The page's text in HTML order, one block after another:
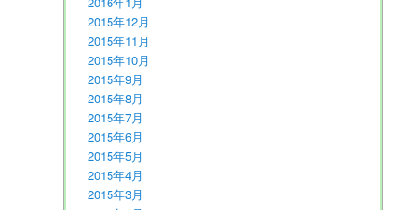
2015年12月
2015年11月
2015年10月
2015年9月
2015年8月
2015年7月
2015年6月
2015年5月
2015年4月
2015年3月